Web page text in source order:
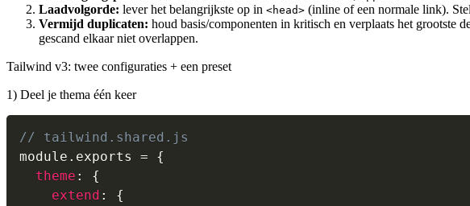
Laadvolgorde: lever het belangrijkste op in <head> (inline of een normale link).
Vermijd duplicaten: houd basis/componenten in kritisch en verplaats het grootste
gescand elkaar niet overlappen.
Tailwind v3: twee configuraties + een preset
1) Deel je thema één keer
// tailwind.shared.js
module . exports =
{
theme :
{
extend :
{